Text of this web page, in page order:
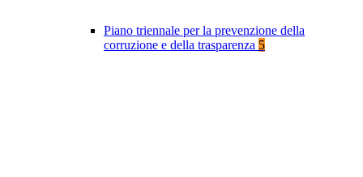
Piano triennale per la prevenzione della
corruzione e della trasparenza 5